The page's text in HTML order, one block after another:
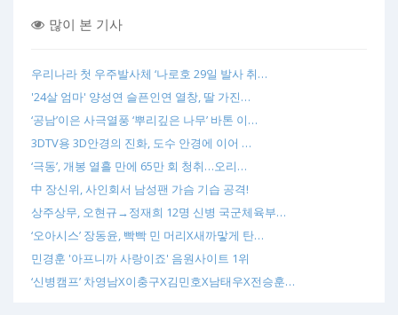
많이 본 기사
우리나라 첫 우주발사체 ‘나로호 29일 발사 취…
'24살 엄마' 양성연 슬픈인연 열창, 딸 가진…
‘공남’이은 사극열풍 ‘뿌리깊은 나무’ 바톤 이…
3DTV용 3D안경의 진화, 도수 안경에 이어 …
‘극동’, 개봉 열흘 만에 65만 회 청취…오리…
中 장신위, 사인회서 남성팬 가슴 기습 공격!
상주상무, 오현규→정재희 12명 신병 국군체육부…
‘오아시스’ 장동윤, 빡빡 민 머리X새까맣게 탄…
민경훈 '아프니까 사랑이죠' 음원사이트 1위
‘신병캠프’ 차영남X이충구X김민호X남태우X전승훈…